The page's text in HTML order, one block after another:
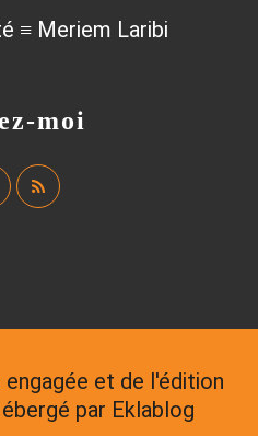
moi
≡ Meriem Laribi
et de l'édition
par Eklablog